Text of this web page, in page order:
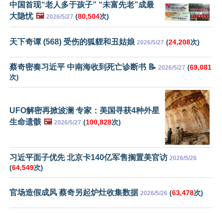
中国首现“老人多于孩子” “未富先老”成最
大隐忧 🖼️ 2026/5/27 (80,504次)
天下奇谭 (568) 受伤的狐貍和丑姑娘 2026/5/27 (24,208次)
蔡奇密奏习近平 中南海收到死亡诊断书 📝 2026/5/27 (69,081
次)
UFO解密再掀波澜 专家：美国寻获4种外星
生命遗骸 🖼️ 2026/5/27 (100,828次)
习近平面子优先 北京卡140亿军售搁置美官访 2026/5/26
(64,549次)
官场造假成风 蔡奇另起炉灶收集数据 2026/5/26 (63,478次)